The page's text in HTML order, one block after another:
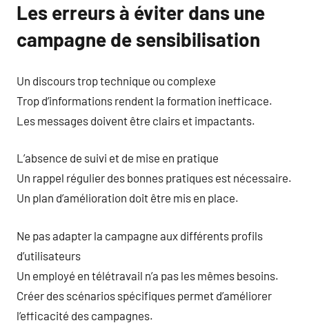
Les erreurs à éviter dans une
campagne de sensibilisation
Un discours trop technique ou complexe
Trop d’informations rendent la formation inefficace.
Les messages doivent être clairs et impactants.
L’absence de suivi et de mise en pratique
Un rappel régulier des bonnes pratiques est nécessaire.
Un plan d’amélioration doit être mis en place.
Ne pas adapter la campagne aux différents profils
d’utilisateurs
Un employé en télétravail n’a pas les mêmes besoins.
Créer des scénarios spécifiques permet d’améliorer
l’efficacité des campagnes.